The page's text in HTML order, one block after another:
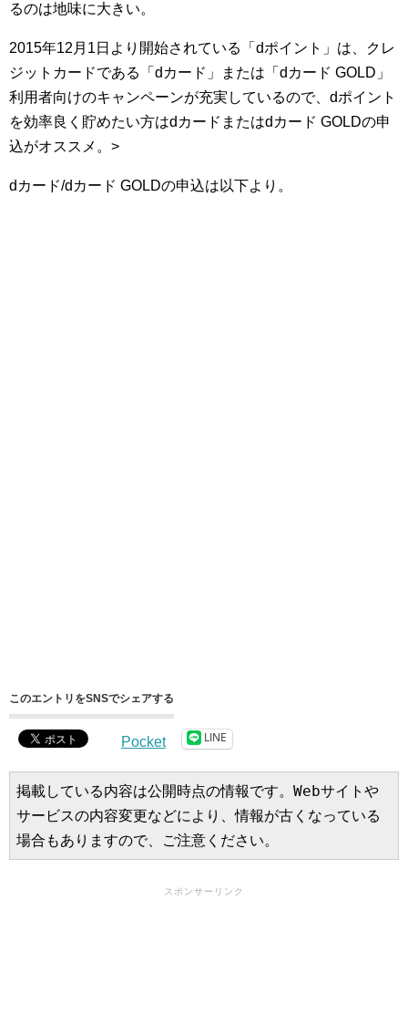
るのは地味に大きい。
2015年12月1日より開始されている「dポイント」は、クレ
ジットカードである「dカード」または「dカード GOLD」
利用者向けのキャンペーンが充実しているので、dポイント
を効率良く貯めたい方はdカードまたはdカード GOLDの申
込がオススメ。>
dカード/dカード GOLDの申込は以下より。
このエントリをSNSでシェアする
Pocket LINE
掲載している内容は公開時点の情報です。Webサイトや
サービスの内容変更などにより、情報が古くなっている
場合もありますので、ご注意ください。
スポンサーリンク